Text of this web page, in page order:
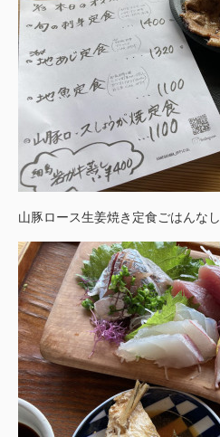
山豚ロース生姜焼き定食ごはんなし